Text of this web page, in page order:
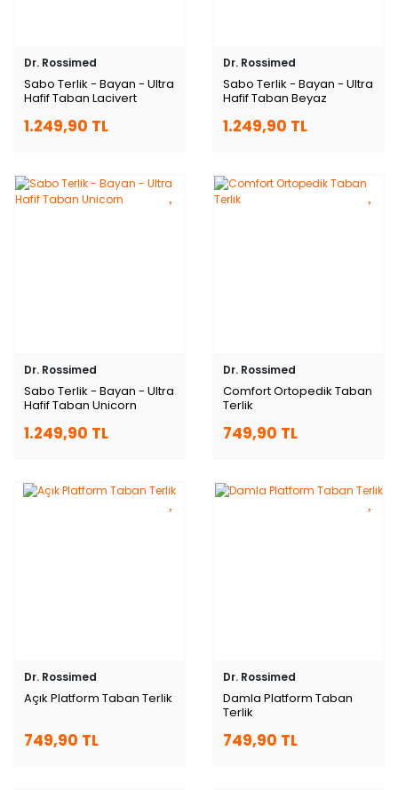
Dr. Rossimed
Sabo Terlik - Bayan - Ultra
Hafif Taban Lacivert
1.249,90 TL
Dr. Rossimed
Sabo Terlik - Bayan - Ultra
Hafif Taban Beyaz
1.249,90 TL
Dr. Rossimed
Sabo Terlik - Bayan - Ultra
Hafif Taban Unicorn
1.249,90 TL
Dr. Rossimed
Comfort Ortopedik Taban
Terlik
749,90 TL
Dr. Rossimed
Açık Platform Taban Terlik
749,90 TL
Dr. Rossimed
Damla Platform Taban
Terlik
749,90 TL